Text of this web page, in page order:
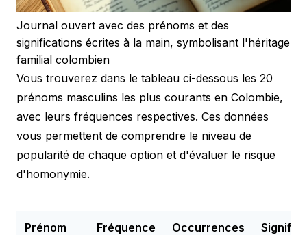
Journal ouvert avec des prénoms et des
significations écrites à la main, symbolisant l'héritage
familial colombien
Vous trouverez dans le tableau ci-dessous les 20
prénoms masculins les plus courants en Colombie,
avec leurs fréquences respectives. Ces données
vous permettent de comprendre le niveau de
popularité de chaque option et d'évaluer le risque
d'homonymie.
Prénom Fréquence Occurrences